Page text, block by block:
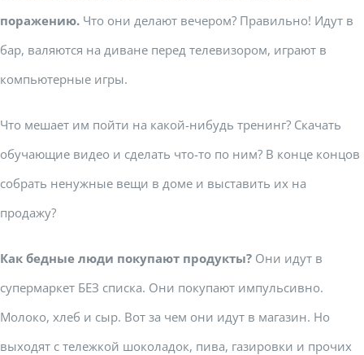
поражению. Что они делают вечером? Правильно! Идут в
бар, валяются на диване перед телевизором, играют в
компьютерные игры.
Что мешает им пойти на какой-нибудь тренинг? Скачать
обучающие видео и сделать что-то по ним? В конце концов
собрать ненужные вещи в доме и выставить их на
продажу?
Как бедные люди покупают продукты? Они идут в
супермаркет БЕЗ списка. Они покупают импульсивно.
Молоко, хлеб и сыр. Вот за чем они идут в магазин. Но
выходят с тележкой шоколадок, пива, газировки и прочих